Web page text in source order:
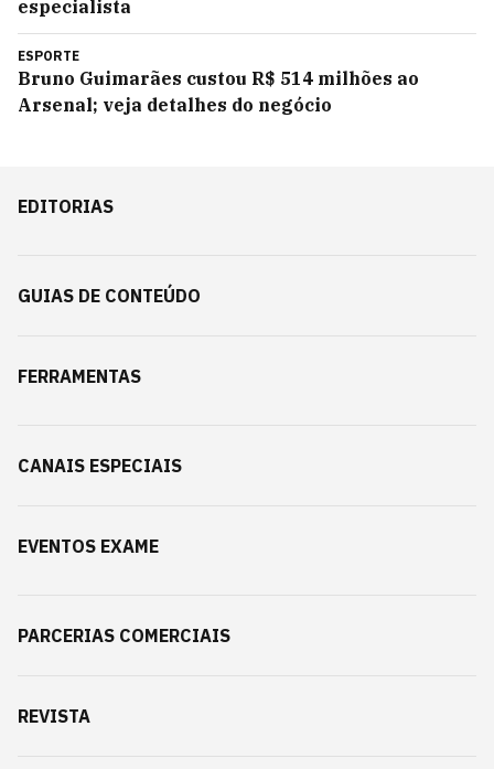
especialista
ESPORTE
Bruno Guimarães custou R$ 514 milhões ao
Arsenal; veja detalhes do negócio
EDITORIAS
GUIAS DE CONTEÚDO
FERRAMENTAS
CANAIS ESPECIAIS
EVENTOS EXAME
PARCERIAS COMERCIAIS
REVISTA